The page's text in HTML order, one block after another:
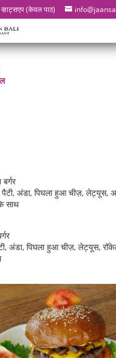
व्हाट्सएप (केवल पाठ)
पैटी, अंडा, पिघला हुआ चीज़, लेट्यूस,
साथ
अंडा, पिघला हुआ चीज़, लेट्यूस,